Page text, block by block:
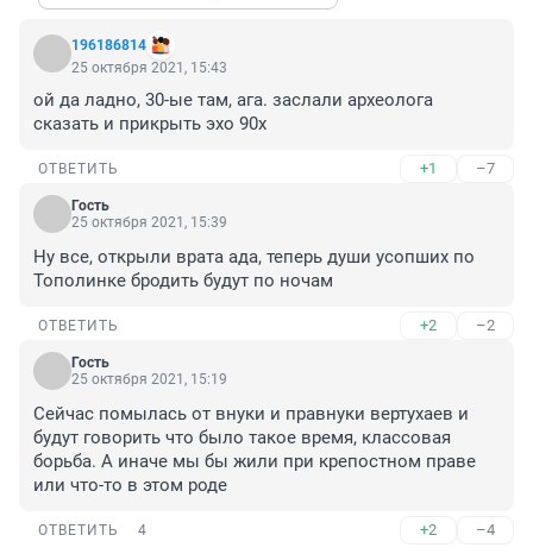
196186814
25 октября 2021, 15:43
ой да ладно, 30-ые там, ага. заслали археолога
сказать и прикрыть эхо 90х
ОТВЕТИТЬ +1 –7
Гость
25 октября 2021, 15:39
Ну все, открыли врата ада, теперь души усопших по
Тополинке бродить будут по ночам
ОТВЕТИТЬ +2 –2
Гость
25 октября 2021, 15:19
Сейчас помылась от внуки и правнуки вертухаев и
будут говорить что было такое время, классовая
борьба. А иначе мы бы жили при крепостном праве
или что-то в этом роде
ОТВЕТИТЬ 4 +2 –4